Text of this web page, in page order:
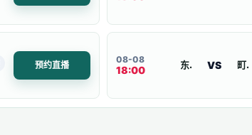
预约直播
08-08
18:00 东京FC VS 町田泽维亚